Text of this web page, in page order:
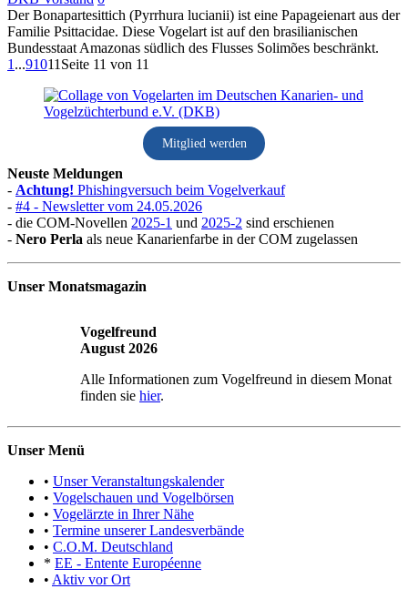
Der Bonapartesittich (Pyrrhura lucianii) ist eine Papageienart aus der
Familie Psittacidae. Diese Vogelart ist auf den brasilianischen
Bundesstaat Amazonas südlich des Flusses Solimões beschränkt.
1 ...91011 Seite 11 von 11
Mitglied werden
Neuste Meldungen
- Achtung! Phishingversuch beim Vogelverkauf
- #4 - Newsletter vom 24.05.2026
- die COM-Novellen 2025-1 und 2025-2 sind erschienen
- Nero Perla als neue Kanarienfarbe in der COM zugelassen
Unser Monatsmagazin
Vogelfreund
August 2026
Alle Informationen zum Vogelfreund in diesem Monat
finden sie hier.
Unser Menü
• Unser Veranstaltungskalender
• Vogelschauen und Vogelbörsen
• Vogelärzte in Ihrer Nähe
• Termine unserer Landesverbände
• C.O.M. Deutschland
* EE - Entente Européenne
• Aktiv vor Ort